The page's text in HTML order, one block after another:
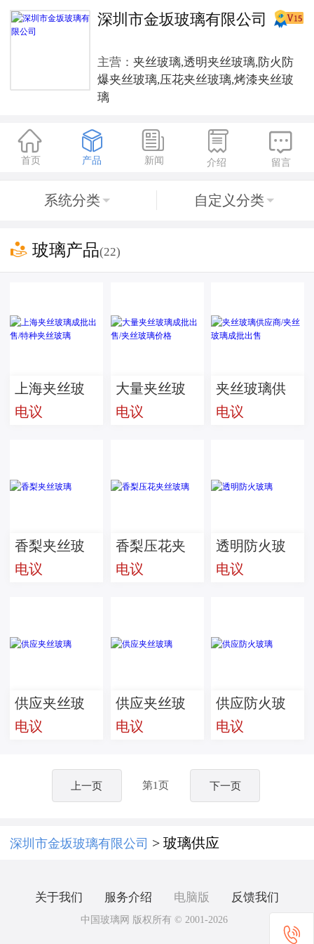
深圳市金坂玻璃有限公司
主营： 夹丝玻璃,透明夹丝玻璃,防火防
爆夹丝玻璃,压花夹丝玻璃,烤漆夹丝玻
璃

首页

产品

新闻

介绍

留言
系统分类  自定义分类 
 玻璃产品(22)
上海夹丝玻
璃成批出售/
电议
大量夹丝玻
璃成批出售/
电议
夹丝玻璃供
应商/夹丝玻
电议
香梨夹丝玻
璃
电议
香梨压花夹
丝玻璃
电议
透明防火玻
璃
电议
供应夹丝玻
璃
电议
供应夹丝玻
璃
电议
供应防火玻
璃
电议
上一页 第1页 下一页
深圳市金坂玻璃有限公司 > 玻璃供应
关于我们 服务介绍 电脑版 反馈我们
中国玻璃网 版权所有 © 2001-2026
